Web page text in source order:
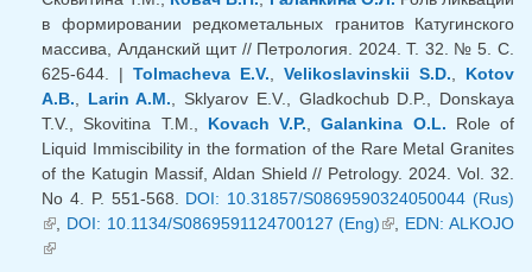
в формировании редкометальных гранитов Катугинского
массива, Алданский щит // Петрология. 2024. Т. 32. № 5. С.
625-644. | Tolmacheva E.V., Velikoslavinskii S.D., Kotov
A.B., Larin A.M., Sklyarov E.V., Gladkochub D.P., Donskaya
T.V., Skovitina T.M., Kovach V.P.,Galankina O.L. Role of
Liquid Immiscibility in the formation of the Rare Metal Granites
of the Katugin Massif, Aldan Shield // Petrology. 2024. Vol. 32.
No 4. P. 551-568. DOI: 10.31857/S0869590324050044 (Rus)
(внешняя ссылка)
, DOI: 10.1134/S0869591124700127 (Eng)(внешняя
, EDN: ALKOJO
(внешняя ссылка)